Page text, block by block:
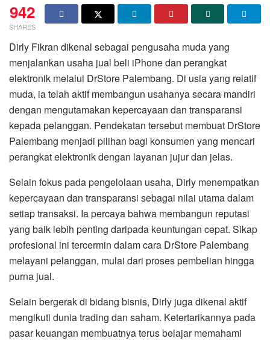
942
SHARES
Dirly Fikran dikenal sebagai pengusaha muda yang
menjalankan usaha jual beli iPhone dan perangkat
elektronik melalui DrStore Palembang. Di usia yang relatif
muda, ia telah aktif membangun usahanya secara mandiri
dengan mengutamakan kepercayaan dan transparansi
kepada pelanggan. Pendekatan tersebut membuat DrStore
Palembang menjadi pilihan bagi konsumen yang mencari
perangkat elektronik dengan layanan jujur dan jelas.
Selain fokus pada pengelolaan usaha, Dirly menempatkan
kepercayaan dan transparansi sebagai nilai utama dalam
setiap transaksi. Ia percaya bahwa membangun reputasi
yang baik lebih penting daripada keuntungan cepat. Sikap
profesional ini tercermin dalam cara DrStore Palembang
melayani pelanggan, mulai dari proses pembelian hingga
purna jual.
Selain bergerak di bidang bisnis, Dirly juga dikenal aktif
mengikuti dunia trading dan saham. Ketertarikannya pada
pasar keuangan membuatnya terus belajar memahami